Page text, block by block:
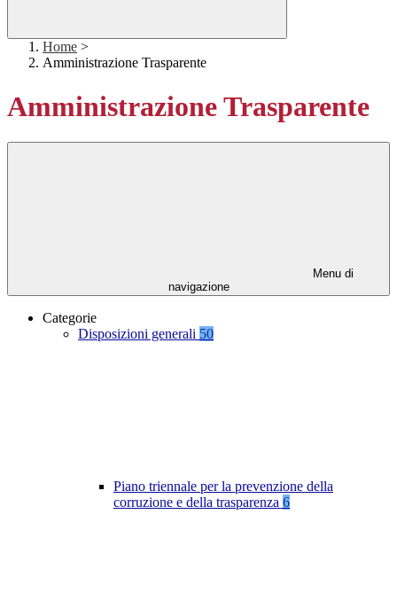
Home >
Amministrazione Trasparente
Amministrazione Trasparente
Menu di
navigazione
Categorie
Disposizioni generali 50
Piano triennale per la prevenzione della
corruzione e della trasparenza 6